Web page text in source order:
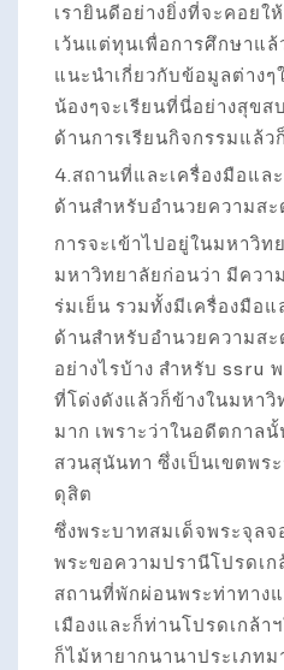
เรายินดีอย่างยิ่งที่จะคอยใ
เว้นแต่ทุนเพื่อการศึกษาแล้
แนะนำเกี่ยวกับข้อมูลต่าง
น้องๆจะเรียนที่นี่อย่างสุขส
ด้านการเรียนกิจกรรมแล้
4.สถานที่และเครื่องมือแ
ด้านสำหรับอำนวยความส
การจะเข้าไปอยู่ในมหาวิท
มหาวิทยาลัยก่อนว่า มีควา
ร่มเย็น รวมทั้งมีเครื่องมือ
ด้านสำหรับอำนวยความส
อย่างไรบ้าง สำหรับ ssru
ที่โด่งดังแล้วก็ข้างในมหา
มาก เพราะว่าในอดีตกาล
สวนสุนันทา ซึ่งเป็นเขตพร
ดุสิต
ซึ่งพระบาทสมเด็จพระจุลจ
พระขอความปรานีโปรดเก
สถานที่พักผ่อนพระท่าทาง
เมืองและก็ท่านโปรดเกล้
ก็ไม้หายากนานาประเภท